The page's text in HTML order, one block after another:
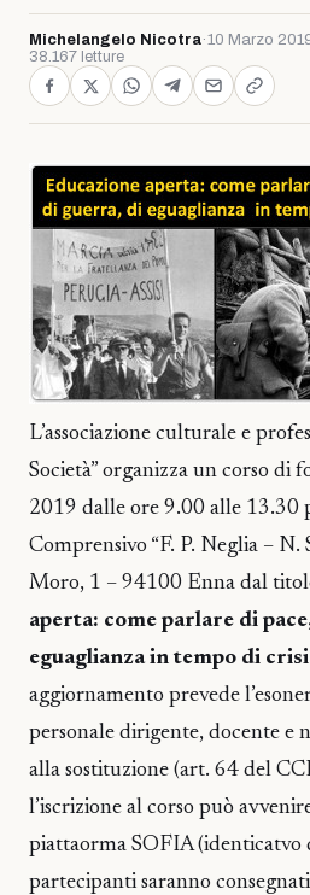
Michelangelo Nicotra·10 Marzo
38.167 letture
L’associazione culturale e
Società” organizza un corso di
2019 dalle ore 9.00 alle 13.30
Comprensivo “F. P. Neglia – N.
Moro, 1 – 94100 Enna dal
aperta: come parlare di
eguaglianza in tempo di crisi
aggiornamento prevede
personale dirigente, docente e
alla sostituzione (art. 64 del
l’iscrizione al corso può
piattaorma SOFIA (identicatvo
partecipanti saranno